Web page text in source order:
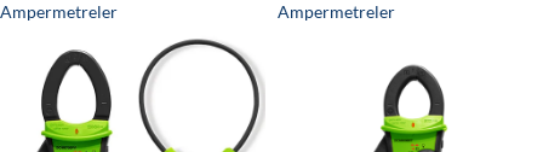
Ampermetreler
Ampermetreler